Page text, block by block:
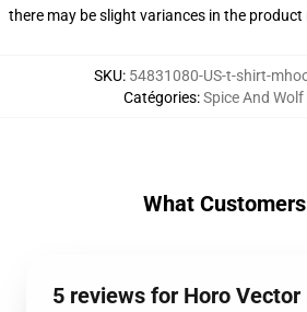
there may be slight variances in the product
SKU: 54831080-US-t-shirt-
Catégories:Spice And
What
5 reviews for Horo Vector